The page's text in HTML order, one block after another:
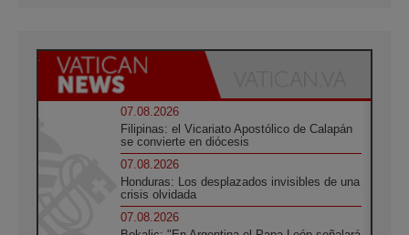
07.08.2026
Filipinas: el Vicariato Apostólico de Calapán
se convierte en diócesis
07.08.2026
Honduras: Los desplazados invisibles de una
crisis olvidada
07.08.2026